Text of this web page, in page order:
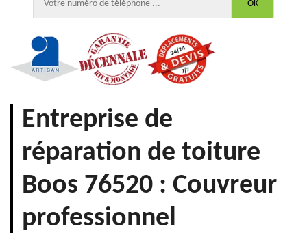
Entreprise de
réparation de toiture
Boos 76520 : Couvreur
professionnel